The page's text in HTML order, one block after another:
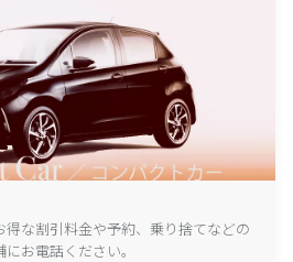
得な割引料金や予約、乗り捨てなどの
お電話ください。